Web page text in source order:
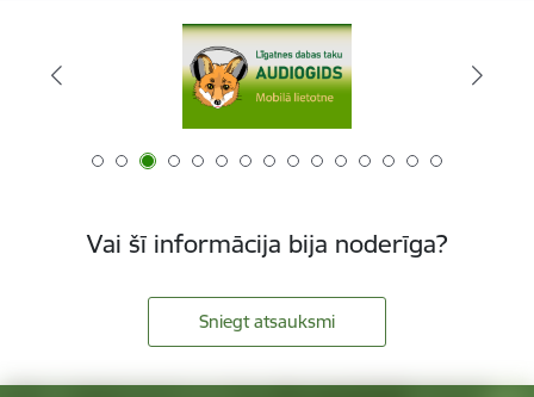
Vai šī informācija bija noderīga?
Sniegt atsauksmi